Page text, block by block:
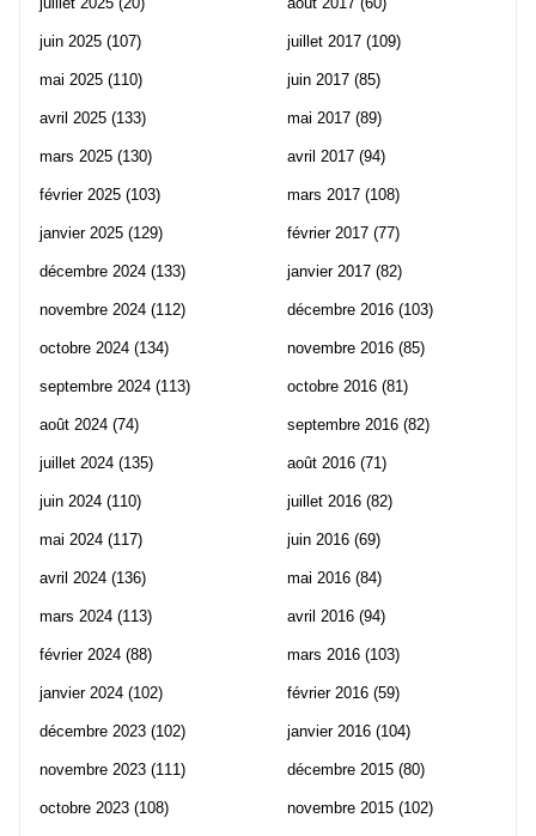
juin 2025 (107)
mai 2025 (110)
avril 2025 (133)
mars 2025 (130)
février 2025 (103)
janvier 2025 (129)
décembre 2024 (133)
novembre 2024 (112)
octobre 2024 (134)
septembre 2024 (113)
août 2024 (74)
juillet 2024 (135)
juin 2024 (110)
mai 2024 (117)
avril 2024 (136)
mars 2024 (113)
février 2024 (88)
janvier 2024 (102)
décembre 2023 (102)
novembre 2023 (111)
octobre 2023 (108)
juillet 2017 (109)
juin 2017 (85)
mai 2017 (89)
avril 2017 (94)
mars 2017 (108)
février 2017 (77)
janvier 2017 (82)
décembre 2016 (103)
novembre 2016 (85)
octobre 2016 (81)
septembre 2016 (82)
août 2016 (71)
juillet 2016 (82)
juin 2016 (69)
mai 2016 (84)
avril 2016 (94)
mars 2016 (103)
février 2016 (59)
janvier 2016 (104)
décembre 2015 (80)
novembre 2015 (102)